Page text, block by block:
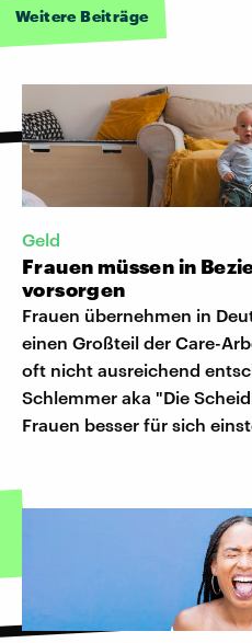
Weitere Beiträge
Geld
Frauen müssen in
vorsorgen
Frauen übernehmen in
einen Großteil der Care-
oft nicht ausreichend
Schlemmer aka "Die
Frauen besser für sich